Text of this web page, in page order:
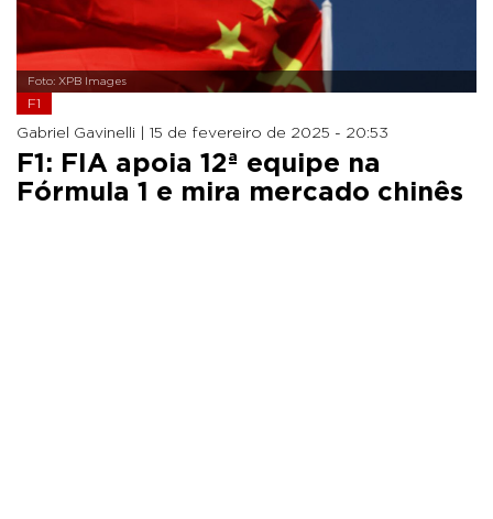
Foto: XPB Images
F1
Gabriel Gavinelli | 15 de fevereiro de 2025 - 20:53
F1: FIA apoia 12ª equipe na
Fórmula 1 e mira mercado chinês